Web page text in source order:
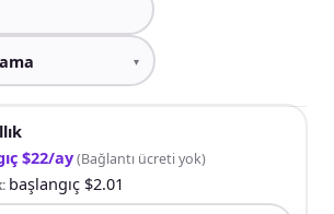
$22/ay(Bağlantı ücreti yok)
: başlangıç $2.01